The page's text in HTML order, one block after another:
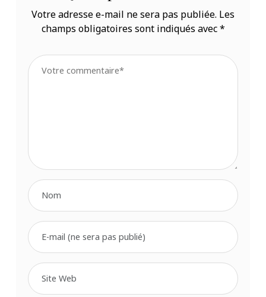
Votre adresse e-mail ne sera pas publiée. Les
champs obligatoires sont indiqués avec*